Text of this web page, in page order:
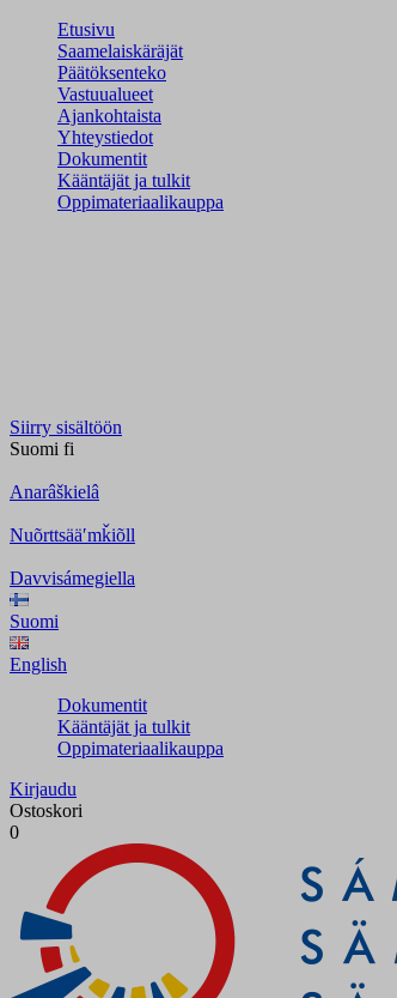
Etusivu
Saamelaiskäräjät
Päätöksenteko
Vastuualueet
Ajankohtaista
Yhteystiedot
Dokumentit
Kääntäjät ja tulkit
Oppimateriaalikauppa
Siirry sisältöön
Suomi fi
Anarâškielâ
Nuõrttsääʹmǩiõll
Davvisámegiella
Suomi
English
Dokumentit
Kääntäjät ja tulkit
Oppimateriaalikauppa
Kirjaudu
Ostoskori
0